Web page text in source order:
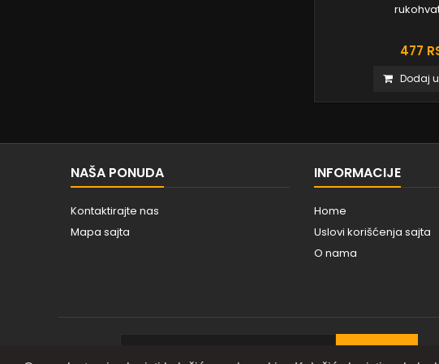
477
Dodaj
NAŠA PONUDA
Kontaktirajte nas
Mapa sajta
INFORMACIJE
Home
Uslovi korišćenja sajta
O nama